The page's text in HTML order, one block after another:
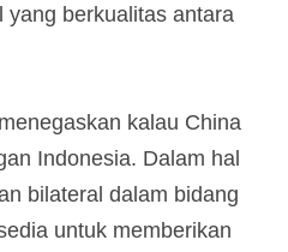
berkualitas antara
kalau China
Indonesia. Dalam hal
bilateral dalam bidang
untuk memberikan